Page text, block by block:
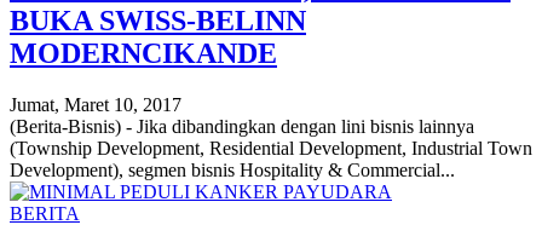
BUKA SWISS-BELINN
MODERNCIKANDE
Jumat, Maret 10, 2017
(Berita-Bisnis) - Jika dibandingkan dengan lini bisnis lainnya
(Township Development, Residential Development, Industrial Town
Development), segmen bisnis Hospitality & Commercial...
BERITA